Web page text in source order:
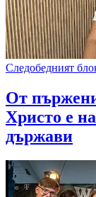
Следобедният
От
Христо е
държави